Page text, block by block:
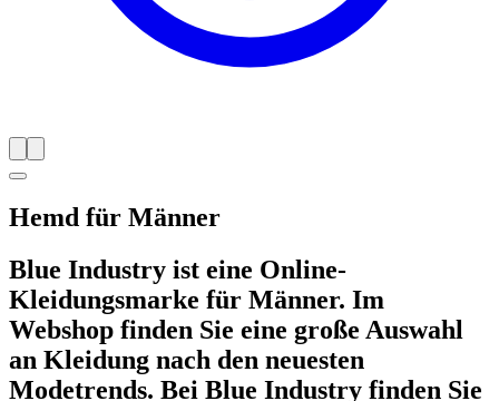
Hemd für Männer
Blue Industry ist eine Online-
Kleidungsmarke für Männer. Im
Webshop finden Sie eine große Auswahl
an Kleidung nach den neuesten
Modetrends. Bei Blue Industry finden Sie